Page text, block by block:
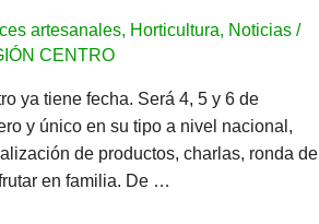
artesanales, Horticultura, Noticias/
CENTRO
ya tiene fecha. Será 4, 5 y 6 de
y único en su tipo a nivel nacional,
de productos, charlas, ronda de
en familia. De …